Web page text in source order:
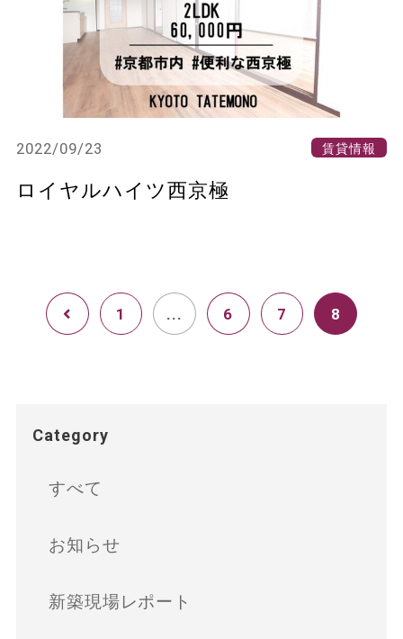
2022/09/23 賃貸情報
ロイヤルハイツ西京極
1 ... 6 7 8
Category
すべて
お知らせ
新築現場レポート